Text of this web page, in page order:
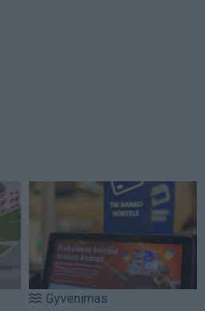
Gyvenimas